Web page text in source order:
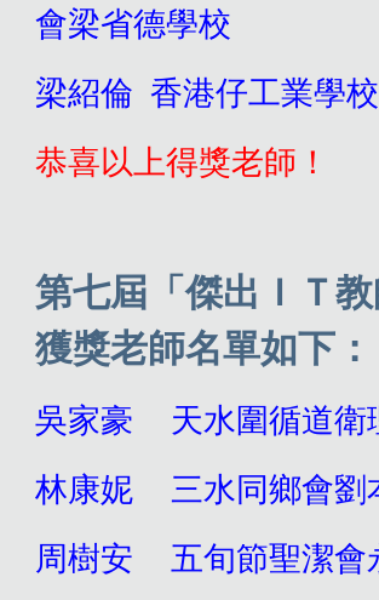
會梁省德學校
梁紹倫 香港仔工業學校
恭喜以上得獎老師！
第七屆「傑出ＩＴ
獲獎老師名單如下：
吳家豪
天水圍循道衛
林康妮
三水同鄉會劉
周樹安
五旬節聖潔會